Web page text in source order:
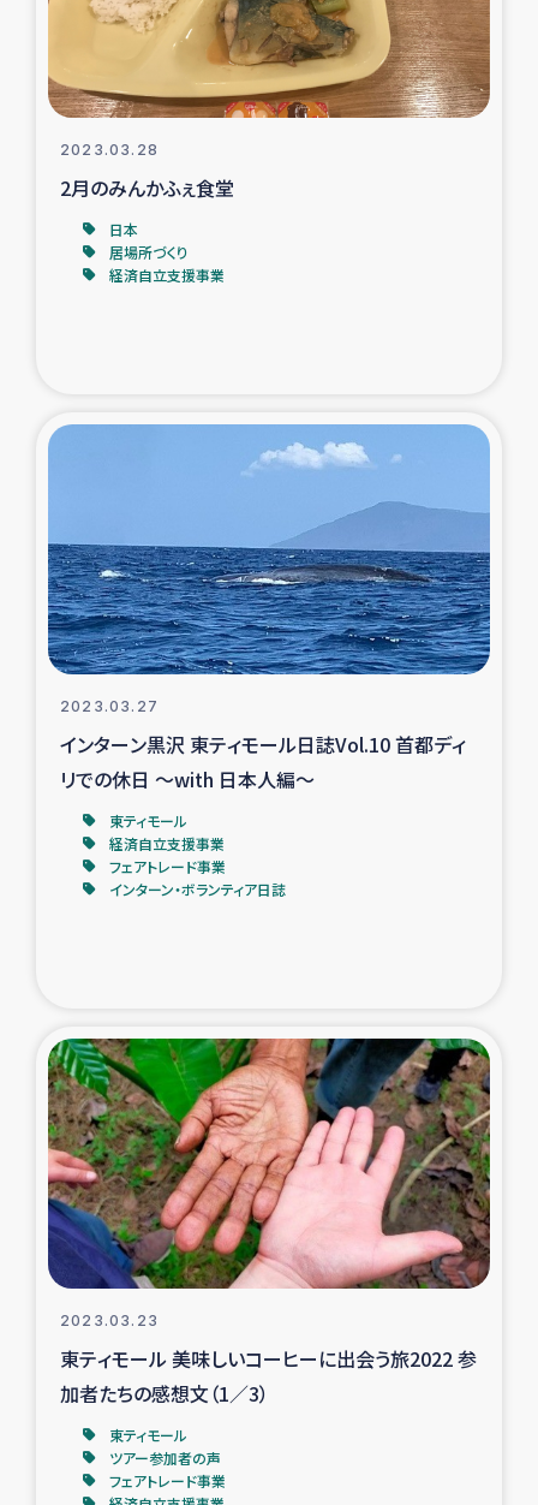
レバノンでのシリア難民への食糧・越冬支援
レバノンにおける緊急支援
レバノンでのシリア難民への教育支援事業
レバノンでのシリア難民・レバノン人への農業支援
海外ルーツの市民との共生
復興応援隊の活動
仮設住宅生活支援・農業復興支援
漁業復興支援
インターン・ボランティア日誌
居場所づくり
ガザ空爆被災者への食料支援と農家生産支援
ガザ地区における被災住民への緊急支援
ガザ地区酪農を通した女性グループの生計支援
ふりかけ普及と食生活改善による栄養改善事業
フェアトレード事業
女性の生計向上を通じた子どもの栄養改善事業
2023.03.28
2月のみんかふぇ食堂
日本
居場所づくり
経済自立支援事業
2023.03.27
インターン黒沢 東ティモール日誌Vol.10 首都ディ
リでの休日 ～with 日本人編～
東ティモール
経済自立支援事業
フェアトレード事業
インターン・ボランティア日誌
2023.03.23
東ティモール 美味しいコーヒーに出会う旅2022 参
加者たちの感想文（1／3）
東ティモール
ツアー参加者の声
フェアトレード事業